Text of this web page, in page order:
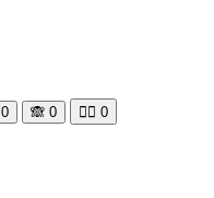
0 🙈 0 🧘‍♀️ 0